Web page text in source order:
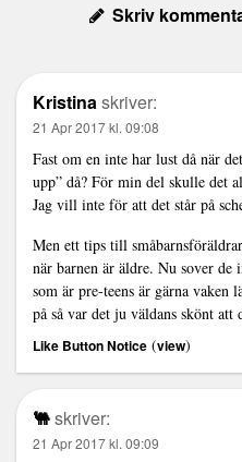
Skriv
Kristinaskriver:
21 Apr 2017 kl. 09:08
Fast om en inte har lust då när
upp” då? För min del skulle det
Jag vill inte för att det står på
Men ett tips till
när barnen är äldre. Nu sover de
som är pre-teens är gärna vaken
på så var det ju väldans skönt att
Like Button Notice (view)
🐫skriver:
21 Apr 2017 kl. 09:09